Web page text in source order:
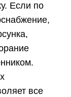
Если по
все